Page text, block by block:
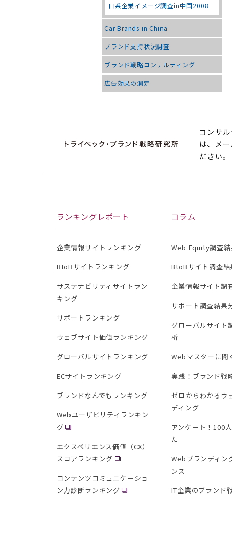
日系企業イメージ調査in中国2008
Car Brands in China
ブランド支持状況調査
ブランド戦略コンサルティング
広告効果の測定
コンサ
は、メ
ださい。
ランキングレポート
企業情報サイトランキング
BtoBサイトランキング
サステナビリティサイトラン
キング
サポートランキング
ウェブサイト価値ランキング
グローバルサイトランキング
ECサイトランキング
ブランドなんでもランキング
Webユーザビリティランキン
グ
エクスペリエンス価値（CX）
スコアランキング
コンテンツコミュニケーショ
ン力診断ランキング
コラム
Web Equity調査結
BtoBサイト調査結
企業情報サイト調
サポート調査結果
グローバルサイト
析
Webマスターに聞
実践！ブランド戦
ゼロからわかるウ
ディング
アンケート！100
た
Webブランディン
ンス
IT企業のブランド